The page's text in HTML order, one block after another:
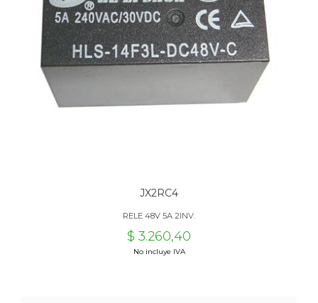
JX2RC4
RELE 48V 5A 2INV.
$ 3.260,40
No incluye IVA